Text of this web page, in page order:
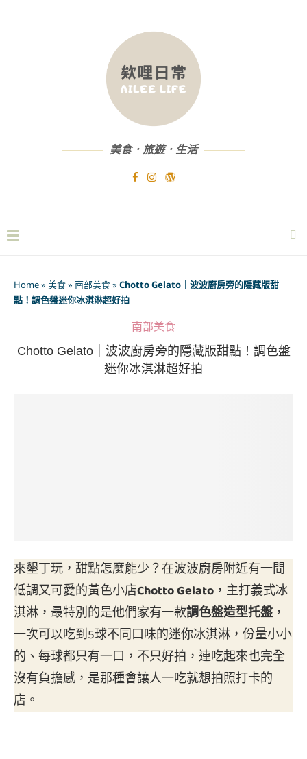
美食．旅遊．生活
Home» 美食» 南部美食» Chotto Gelato｜波波廚房旁的隱藏版甜
點！調色盤迷你冰淇淋超好拍
南部美食
Chotto Gelato｜波波廚房旁的隱藏版甜點！調色盤
迷你冰淇淋超好拍
來墾丁玩，甜點怎麼能少？在波波廚房附近有一間
低調又可愛的黃色小店Chotto Gelato ，主打義式冰
淇淋，最特別的是他們家有一款調色盤造型托盤 ，
一次可以吃到5球不同口味的迷你冰淇淋，份量小小
的、每球都只有一口，不只好拍，連吃起來也完全
沒有負擔感，是那種會讓人一吃就想拍照打卡的
店。